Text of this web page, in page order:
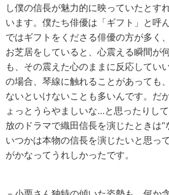
し僕の信長が魅力的に映っていたとす
います。僕たち俳優は「ギフト」と呼
ではギフトをくださる俳優の方が多く
お芝居をしていると、心震える瞬間が
も、その震えた心のままに反応してい
の場合、琴線に触れることがあっても
ないといけないことも多いんです。だ
ょっとうらやましいな…と思ったりし
放のドラマで織田信長を演じたときは“
いつかは本物の信長を演じたいと思っ
がかなってうれしかったです。